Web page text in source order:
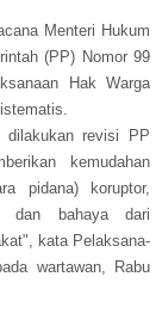
Menteri Hukum
(PP) Nomor 99
Hak Warga
dilakukan revisi PP
kemudahan
pidana) koruptor,
dan bahaya dari
kata Pelaksana-
wartawan, Rabu